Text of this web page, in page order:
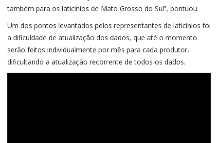
também para os laticínios de Mato Grosso do Sul”, pontuou.
Um dos pontos levantados pelos representantes de laticínios foi
a dificuldade de atualização dos dados, que até o momento
serão feitos individualmente por mês para cada produtor,
dificultando a atualização recorrente de todos os dados.